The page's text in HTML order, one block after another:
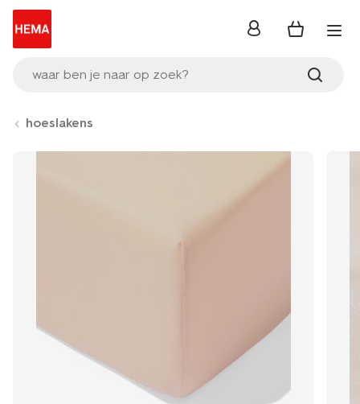
waar ben je naar op zoek?
inloggen
hoeslakens